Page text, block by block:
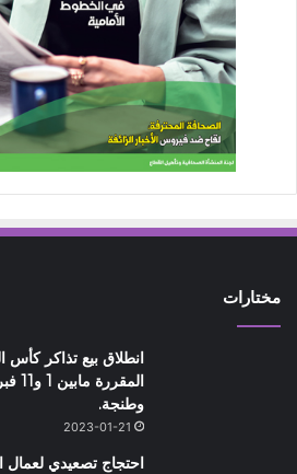
مختارات
انطلاق بيع تذاكر كأس
وطنجة.
2023-01-21
احتجاج تصعيدي لعمال